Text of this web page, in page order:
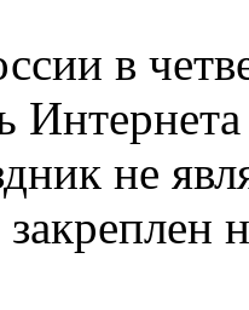
в
не